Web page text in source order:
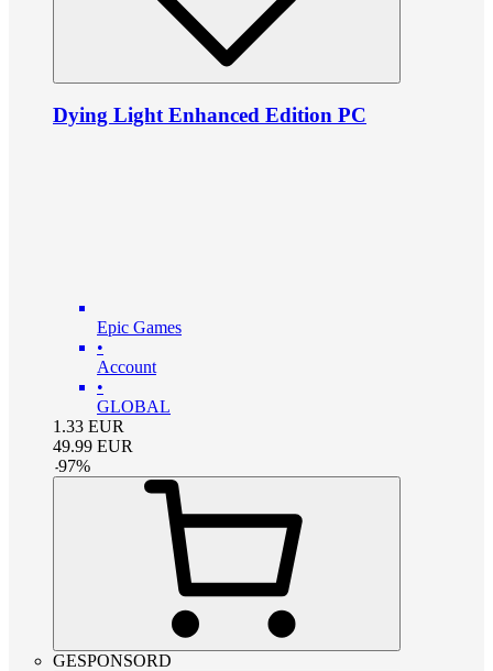
Dying Light Enhanced Edition PC
Epic Games
•
Account
•
GLOBAL
1.33 EUR
49.99 EUR
-97%
GESPONSORD